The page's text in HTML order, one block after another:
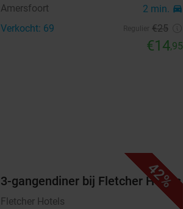
Amersfoort 2 min. directions_car
Verkocht: 69 €25
€14,95
42%
3-gangendiner bij Fletcher Hotels
Fletcher Hotels